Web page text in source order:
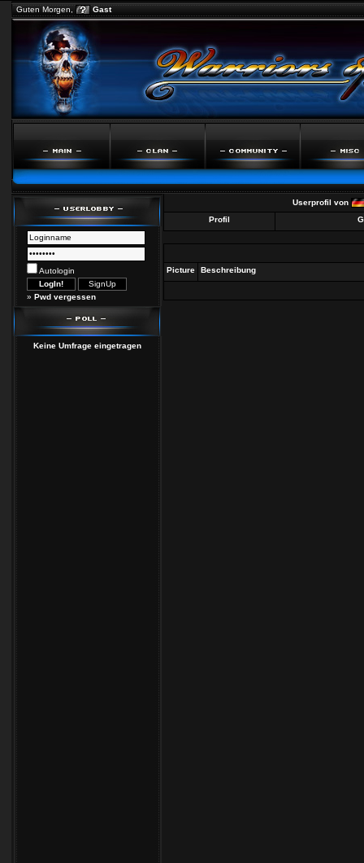
Guten Morgen, Gast
Autologin
» Pwd vergessen
Keine Umfrage eingetragen
Userprofil von
Profil
Picture Beschreibung